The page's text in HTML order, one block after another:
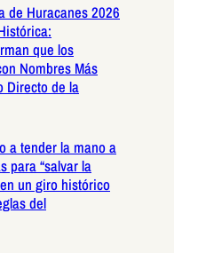
de Huracanes 2026
que los
Nombres Más
Directo de la
a tender la mano a
para “salvar la
un giro histórico
del